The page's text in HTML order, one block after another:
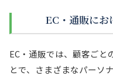
EC・通販にお
EC・通販では、顧客ごと
とで、さまざまなパーソ